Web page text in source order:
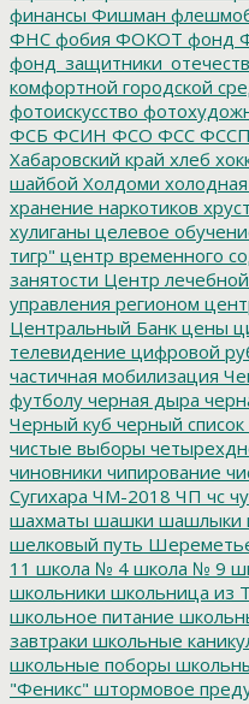
финансы Фишман
ФНС фобия ФОКОТ фонд
комфортной городской
фотоискусство
ФСБ ФСИН ФСО ФСС ФССП
Хабаровский край хлеб
шайбой Холдоми
хранение наркотиков
хулиганы целевое
тигр" центр временного
занятости Центр
управления регионом
Центральный Банк цены
телевидение цифровой
частичная мобилизация
футболу черная дыра
Черный куб черный список
чистые выборы
чиновники чипирование
Сугихара ЧМ-2018 ЧП чс
шахматы шашки шашлыки
шелковый путь
11 школа № 4 школа № 9
школьники школьница из
школьное питание
завтраки школьные
школьные поборы
"Феникс" штормовое